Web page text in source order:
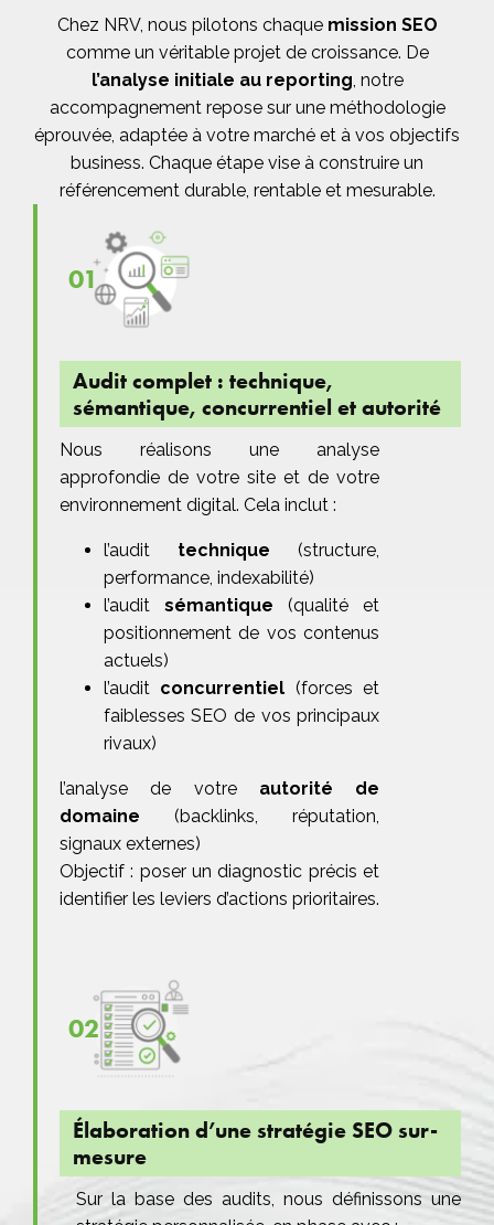
Chez NRV, nous pilotons chaque mission SEO
comme un véritable projet de croissance. De
l’analyse initiale au reporting, notre
accompagnement repose sur une méthodologie
éprouvée, adaptée à votre marché et à vos objectifs
business. Chaque étape vise à construire un
référencement durable, rentable et mesurable.
01
Audit complet : technique,
sémantique, concurrentiel et autorité
Nous réalisons une analyse
approfondie de votre site et de votre
environnement digital. Cela inclut :
l’audit technique (structure,
performance, indexabilité)
l’audit sémantique (qualité et
positionnement de vos contenus
actuels)
l’audit concurrentiel (forces et
faiblesses SEO de vos principaux
rivaux)
l’analyse de votre autorité de
domaine (backlinks, réputation,
signaux externes)
Objectif : poser un diagnostic précis et
identifier les leviers d’actions prioritaires.
02
Élaboration d’une stratégie SEO sur-
mesure
Sur la base des audits, nous définissons une